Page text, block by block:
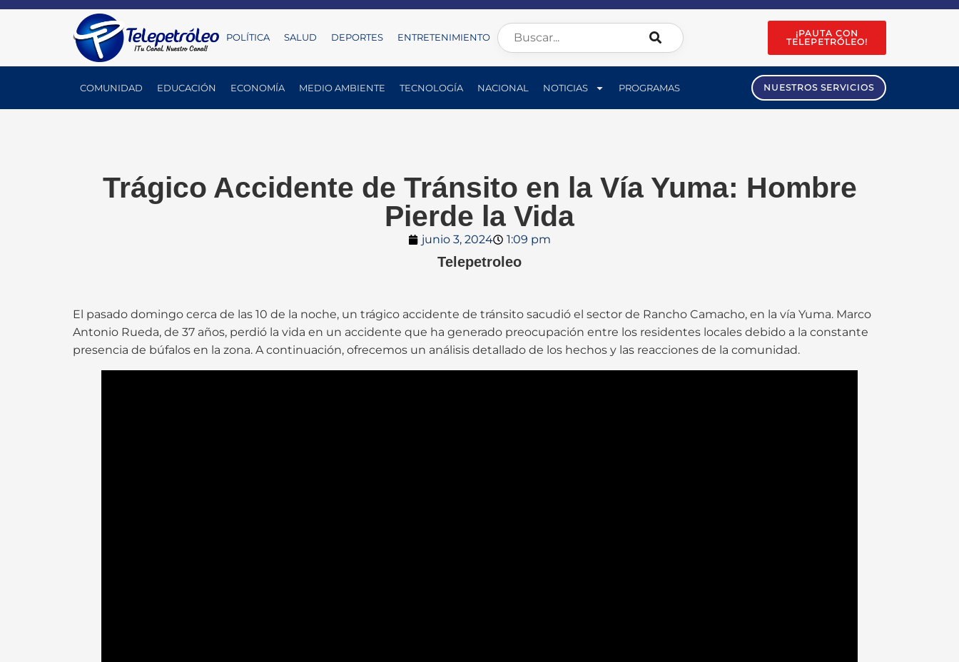
POLÍTICA SALUD DEPORTES ENTRETENIMIENTO
¡PAUTA CON
TELEPETRÓLEO!
COMUNIDAD EDUCACIÓN ECONOMÍA MEDIO AMBIENTE TECNOLOGÍA NACIONAL NOTICIAS PROGRAMAS NUESTROS SERVICIOS
Trágico Accidente de Tránsito en la Vía Yuma: Hombre
Pierde la Vida
junio 3, 2024 1:09 pm
Telepetroleo
El pasado domingo cerca de las 10 de la noche, un trágico accidente de tránsito sacudió el sector de Rancho Camacho, en la vía Yuma. Marco
Antonio Rueda, de 37 años, perdió la vida en un accidente que ha generado preocupación entre los residentes locales debido a la constante
presencia de búfalos en la zona. A continuación, ofrecemos un análisis detallado de los hechos y las reacciones de la comunidad.